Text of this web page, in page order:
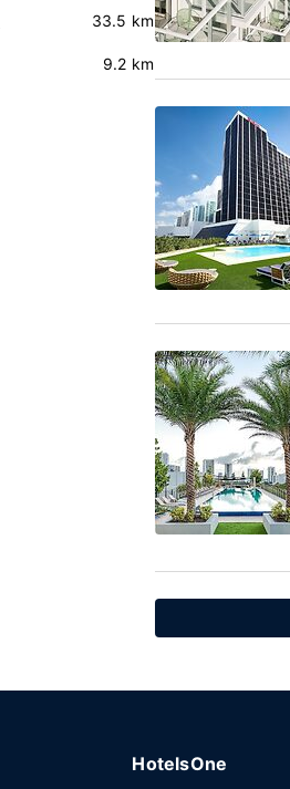
33.5 km
9.2 km
HotelsOne